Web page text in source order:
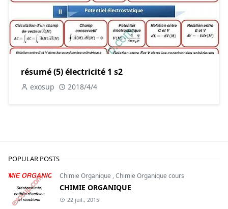
résumé (5) électricité 1 s2
exosup 2018/4/4
POPULAR POSTS
Chimie Organique ,Chimie Organique cours
CHIMIE ORGANIQUE
22 juil., 2015